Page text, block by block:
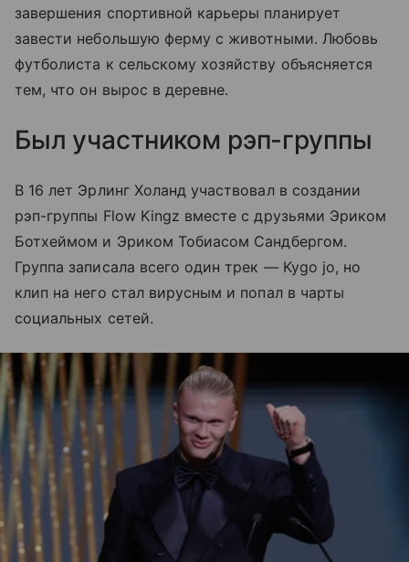
завершения спортивной карьеры планирует
завести небольшую ферму с животными. Любовь
футболиста к сельскому хозяйству объясняется
тем, что он вырос в деревне.
Был участником рэп-группы
В 16 лет Эрлинг Холанд участвовал в создании
рэп-группы Flow Kingz вместе с друзьями Эриком
Ботхеймом и Эриком Тобиасом Сандбергом.
Группа записала всего один трек — Kygo jo, но
клип на него стал вирусным и попал в чарты
социальных сетей.